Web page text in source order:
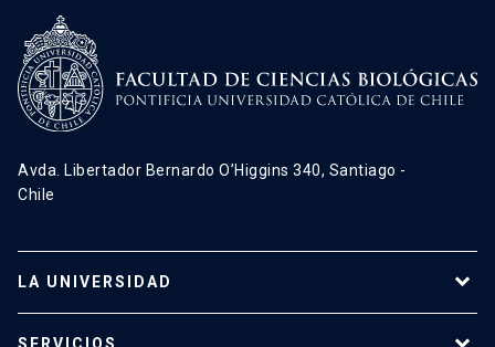
Avda. Libertador Bernardo O’Higgins 340, Santiago -
Chile
LA UNIVERSIDAD
SERVICIOS